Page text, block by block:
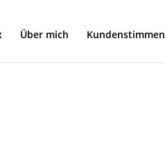
Über mich Kundenstimmen